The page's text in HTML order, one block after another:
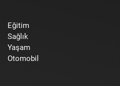
Eğitim
Sağlık
Yaşam
Otomobil